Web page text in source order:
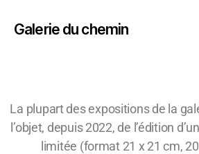
Galerie du chemin
La plupart des expositions de la
l’objet, depuis 2022, de l’édition
limitée (format 21 x 21 cm,